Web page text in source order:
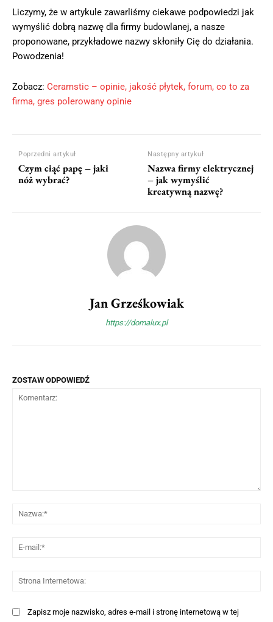
Liczymy, że w artykule zawarliśmy ciekawe podpowiedzi jak
wymyślić dobrą nazwę dla firmy budowlanej, a nasze
proponowane, przykładowe nazwy skłoniły Cię do działania.
Powodzenia!
Zobacz: Ceramstic – opinie, jakość płytek, forum, co to za
firma, gres polerowany opinie
Poprzedni artykuł
Czym ciąć papę – jaki
nóż wybrać?
Następny artykuł
Nazwa firmy elektrycznej
– jak wymyślić
kreatywną nazwę?
Jan Grześkowiak
https://domalux.pl
ZOSTAW ODPOWIEDŹ
Zapisz moje nazwisko, adres e-mail i stronę internetową w tej